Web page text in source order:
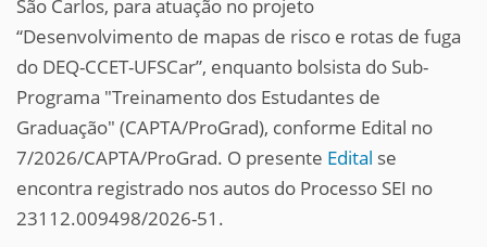
São Carlos, para atuação no projeto
“Desenvolvimento de mapas de risco e rotas de fuga
do DEQ-CCET-UFSCar”, enquanto bolsista do Sub-
Programa "Treinamento dos Estudantes de
Graduação" (CAPTA/ProGrad), conforme Edital no
7/2026/CAPTA/ProGrad. O presente Edital se
encontra registrado nos autos do Processo SEI no
23112.009498/2026-51.